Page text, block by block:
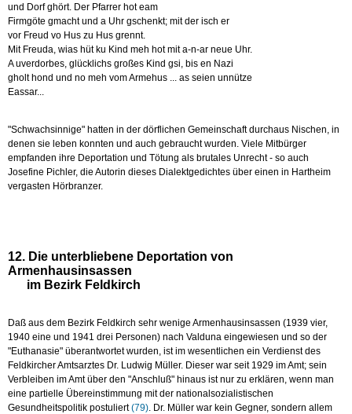
und Dorf ghört. Der Pfarrer hot eam
Firmgöte gmacht und a Uhr gschenkt; mit der isch er
vor Freud vo Hus zu Hus grennt.
Mit Freuda, wias hüt ku Kind meh hot mit a-n-ar neue Uhr.
A uverdorbes, glücklichs großes Kind gsi, bis en Nazi
gholt hond und no meh vom Armehus ... as seien unnütze
Eassar...
"Schwachsinnige" hatten in der dörflichen Gemeinschaft durchaus Nischen, in
denen sie leben konnten und auch gebraucht wurden. Viele Mitbürger
empfanden ihre Deportation und Tötung als brutales Unrecht - so auch
Josefine Pichler, die Autorin dieses Dialektgedichtes über einen in Hartheim
vergasten Hörbranzer.
12. Die unterbliebene Deportation von
Armenhausinsassen
im Bezirk Feldkirch
Daß aus dem Bezirk Feldkirch sehr wenige Armenhausinsassen (1939 vier,
1940 eine und 1941 drei Personen) nach Valduna eingewiesen und so der
"Euthanasie" überantwortet wurden, ist im wesentlichen ein Verdienst des
Feldkircher Amtsarztes Dr. Ludwig Müller. Dieser war seit 1929 im Amt; sein
Verbleiben im Amt über den "Anschluß" hinaus ist nur zu erklären, wenn man
eine partielle Übereinstimmung mit der nationalsozialistischen
Gesundheitspolitik postuliert(79). Dr. Müller war kein Gegner, sondern allem